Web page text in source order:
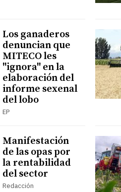
Los ganaderos
denuncian que
MITECO les
"ignora" en la
elaboración del
informe sexenal
del lobo
EP
Manifestación
de las opas por
la rentabilidad
del sector
Redacción